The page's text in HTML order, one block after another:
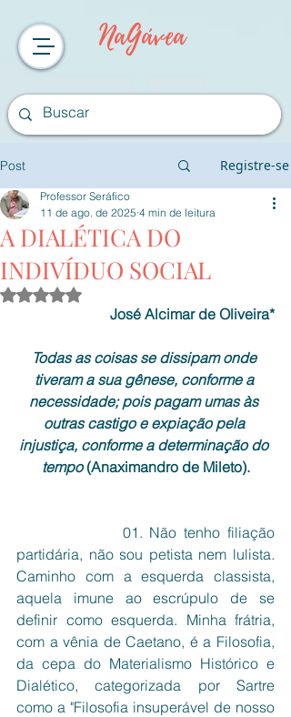
NaGávea
Post Registre-se
A DIALÉTICA DO
INDIVÍDUO SOCIAL
Professor Seráfico
11 de ago. de 2025 4 min de leitura
Avaliado com NaN de 5 estrelas.
José Alcimar de Oliveira*
Todas as coisas se dissipam onde
tiveram a sua gênese, conforme a
necessidade; pois pagam umas às
outras castigo e expiação pela
injustiça, conforme a determinação do
tempo (Anaximandro de Mileto).
01. Não tenho filiação
partidária, não sou petista nem lulista.
Caminho com a esquerda classista,
aquela imune ao escrúpulo de se
definir como esquerda. Minha frátria,
com a vênia de Caetano, é a Filosofia,
da cepa do Materialismo Histórico e
Dialético, categorizada por Sartre
como a "Filosofia insuperável de nosso